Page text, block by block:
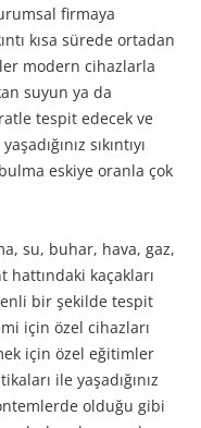
firmaya
kısa sürede ortadan
modern cihazlarla
suyun ya da
tespit edecek ve
sıkıntıyı
bulma eskiye oranla çok
su, buhar, hava, gaz,
hattındaki kaçakları
bir şekilde tespit
için özel cihazları
için özel eğitimler
ile yaşadığınız
olduğu gibi